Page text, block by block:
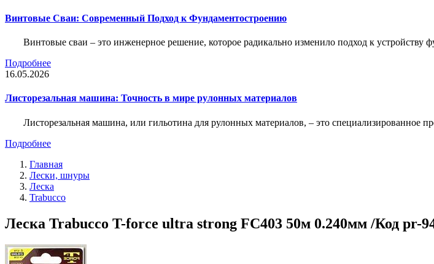
Винтовые Сваи: Современный Подход к Фундаментостроению
Винтовые сваи – это инженерное решение, которое радикально изменило подход к устройству
Подробнее
16.05.2026
Листорезальная машина: Точность в мире рулонных материалов
Листорезальная машина, или гильотина для рулонных материалов, – это специализированное
Подробнее
Главная
Лески, шнуры
Леска
Trabucco
Леска Trabucco T-force ultra strong FC403 50м 0.240мм /Код pr-